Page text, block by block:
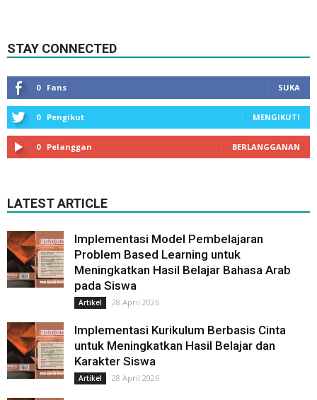
STAY CONNECTED
0 Fans SUKA
0 Pengikut MENGIKUTI
0 Pelanggan BERLANGGANAN
LATEST ARTICLE
Implementasi Model Pembelajaran
Problem Based Learning untuk
Meningkatkan Hasil Belajar Bahasa Arab
pada Siswa
Artikel 28 April 2026
Implementasi Kurikulum Berbasis Cinta
untuk Meningkatkan Hasil Belajar dan
Karakter Siswa
Artikel 28 April 2026